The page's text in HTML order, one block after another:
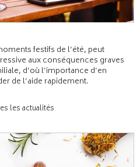
festifs de l’été, peut
aux conséquences graves
d’où l’importance d’en
de l’aide rapidement.
les actualités